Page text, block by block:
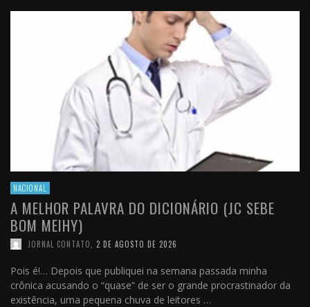
NACIONAL
A MELHOR PALAVRA DO DICIONÁRIO (JC SEBE
BOM MEIHY)
JORNAL CONTATO 2 DE AGOSTO DE 2026
Pois é!… Depois que publiquei na semana passada minha
crônica acusando o “quase” de ser o grande procrastinador da
existência, uma pequena chuva de leitores …